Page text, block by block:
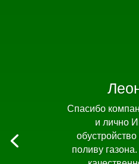
Спасибо
и лично
поливу